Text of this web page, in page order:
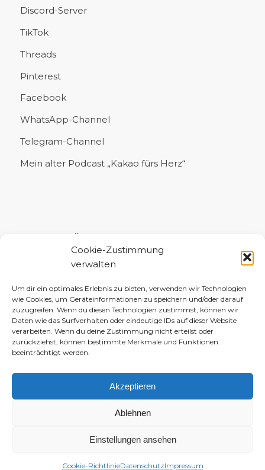
Cookie-Zustimmung
verwalten
Um dir ein optimales Erlebnis zu bieten, verwenden wir Technologien
wie Cookies, um Geräteinformationen zu speichern und/oder darauf
zuzugreifen. Wenn du diesen Technologien zustimmst, können wir
Daten wie das Surfverhalten oder eindeutige IDs auf dieser Website
verarbeiten. Wenn du deine Zustimmung nicht erteilst oder
zurückziehst, können bestimmte Merkmale und Funktionen
beeinträchtigt werden.
Akzeptieren
Ablehnen
Einstellungen ansehen
Cookie-RichtlinieDatenschutzImpressum
Discord-Server
TikTok
Threads
Pinterest
Facebook
WhatsApp-Channel
Telegram-Channel
Mein alter Podcast „Kakao fürs Herz“
© 2010–2026 Daniela-Marlin Jakobi (ewiglichtkind | The Fabulous Diary)